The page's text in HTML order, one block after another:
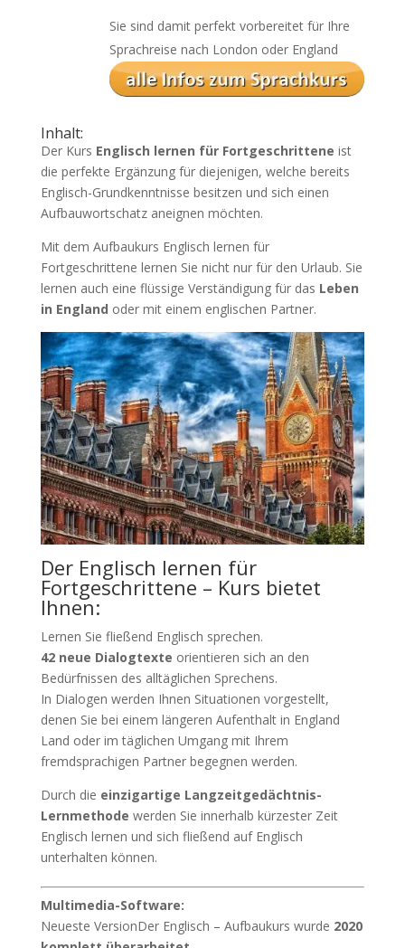
Sie sind damit perfekt vorbereitet für Ihre
Sprachreise nach London oder England
Inhalt:
Der Kurs Englisch lernen für Fortgeschrittene ist
die perfekte Ergänzung für diejenigen, welche bereits
Englisch-Grundkenntnisse besitzen und sich einen
Aufbauwortschatz aneignen möchten.
Mit dem Aufbaukurs Englisch lernen für
Fortgeschrittene lernen Sie nicht nur für den Urlaub. Sie
lernen auch eine flüssige Verständigung für das Leben
in England oder mit einem englischen Partner.
Der Englisch lernen für
Fortgeschrittene – Kurs bietet
Ihnen:
Lernen Sie fließend Englisch sprechen.
42 neue Dialogtexte orientieren sich an den
Bedürfnissen des alltäglichen Sprechens.
In Dialogen werden Ihnen Situationen vorgestellt,
denen Sie bei einem längeren Aufenthalt in England
Land oder im täglichen Umgang mit Ihrem
fremdsprachigen Partner begegnen werden.
Durch die einzigartige Langzeitgedächtnis-
Lernmethode werden Sie innerhalb kürzester Zeit
Englisch lernen und sich fließend auf Englisch
unterhalten können.
Multimedia-Software:
Neueste VersionDer Englisch – Aufbaukurs wurde 2020